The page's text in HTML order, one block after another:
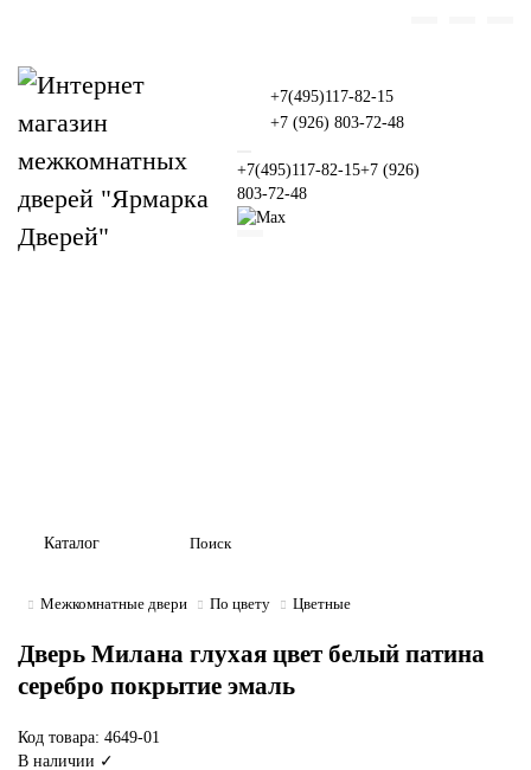
+7(495)117-82-15
+7 (926) 803-72-48
+7(495)117-82-15+7 (926)
803-72-48
Каталог
Межкомнатные двери По цвету Цветные
Дверь Милана глухая цвет белый патина
серебро покрытие эмаль
Код товара: 4649-01
В наличии ✓